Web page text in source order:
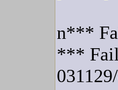
n***
***